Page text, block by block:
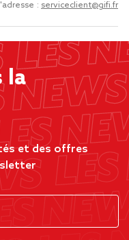
: serviceclient@gifi.fr
la
et des offres